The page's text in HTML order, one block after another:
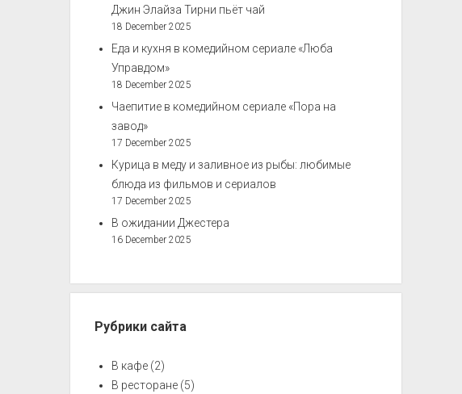
Джин Элайза Тирни пьёт чай
18 December 2025
Еда и кухня в комедийном сериале «Люба
Управдом»
18 December 2025
Чаепитие в комедийном сериале «Пора на
завод»
17 December 2025
Курица в меду и заливное из рыбы: любимые
блюда из фильмов и сериалов
17 December 2025
В ожидании Джестера
16 December 2025
Рубрики сайта
В кафе (2)
В ресторане (5)